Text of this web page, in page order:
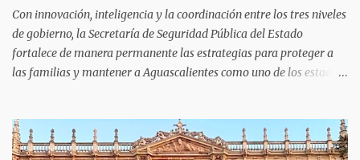
nivel global.
Con innovación, inteligencia y la coordinación entre los tres niveles
de gobierno, la Secretaría de Seguridad Pública del Estado
fortalece de manera permanente las estrategias para proteger a
las familias y mantener a Aguascalientes como uno de los estados
aérea, brindar apoyo táctico a los operativos de seguridad,
realizar traslados aeromédicos y participar en el transporte de